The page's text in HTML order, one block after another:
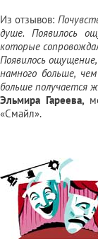
Изотзывов:
душе. Появилось
которые
Появилось
намного больше,
больше получается
Эльмира Гареева,
«Смайл».